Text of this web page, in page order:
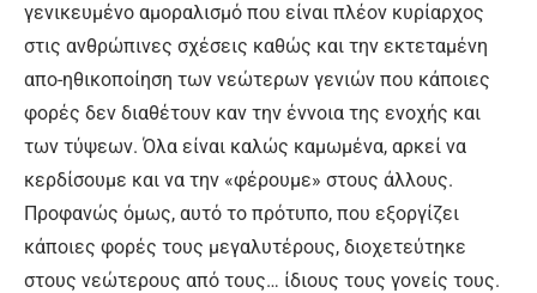
γενικευμένο αμοραλισμό που είναι πλέον κυρίαρχος
στις ανθρώπινες σχέσεις καθώς και την εκτεταμένη
απο-ηθικοποίηση των νεώτερων γενιών που κάποιες
φορές δεν διαθέτουν καν την έννοια της ενοχής και
των τύψεων. Όλα είναι καλώς καμωμένα, αρκεί να
κερδίσουμε και να την «φέρουμε» στους άλλους.
Προφανώς όμως, αυτό το πρότυπο, που εξοργίζει
κάποιες φορές τους μεγαλυτέρους, διοχετεύτηκε
στους νεώτερους από τους… ίδιους τους γονείς τους.